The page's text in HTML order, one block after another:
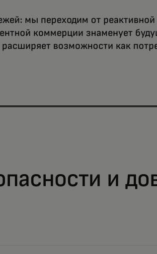
мы переходим от
коммерции знаменует
возможности как
и